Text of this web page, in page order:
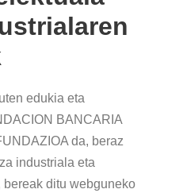
edukia eta
BANCARIA
da, beraz
industriala eta
ditu webguneko